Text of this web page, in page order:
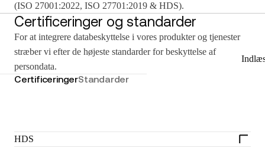
(ISO 27001:2022, ISO 27701:2019 & HDS).
Certificeringer og standarder
For at integrere databeskyttelse i vores produkter og tjenester
stræber vi efter de højeste standarder for beskyttelse af
persondata.
CertificeringerStandarder
HDS